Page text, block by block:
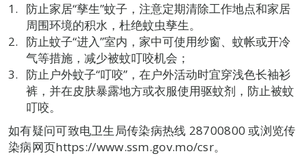
防止家居“孳生”蚊子，注意定期清除工作地点和家居
周围环境的积水，杜绝蚊虫孳生。
防止蚊子“进入”室内，家中可使用纱窗、蚊帐或开冷
气等措施，减少被蚊叮咬机会；
防止户外蚊子“叮咬”，在户外活动时宜穿浅色长袖衫
裤，并在皮肤暴露地方或衣服使用驱蚊剂，防止被蚊
叮咬。
如有疑问可致电卫生局传染病热线 28700800 或浏览传
染病网页https://www.ssm.gov.mo/csr。